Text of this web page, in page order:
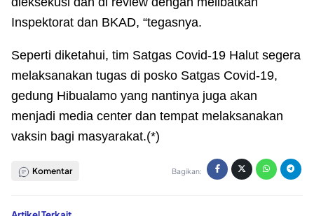
dieksekusi dan di review dengan melibatkan
Inspektorat dan BKAD, “tegasnya.
Seperti diketahui, tim Satgas Covid-19 Halut segera
melaksanakan tugas di posko Satgas Covid-19,
gedung Hibualamo yang nantinya juga akan
menjadi media center dan tempat melaksanakan
vaksin bagi masyarakat.(*)